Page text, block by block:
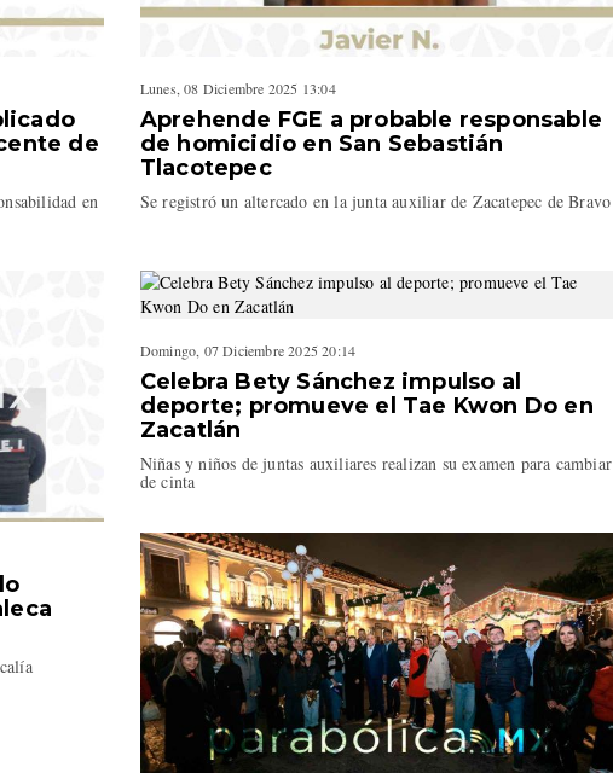
de
en
Lunes, 08 Diciembre 2025 13:04
Aprehende FGE a probable responsable
de homicidio en San Sebastián
Tlacotepec
Se registró un altercado en la junta auxiliar de Zacatepec de Bravo
Domingo, 07 Diciembre 2025 20:14
Celebra Bety Sánchez impulso al
deporte; promueve el Tae Kwon Do en
Zacatlán
Niñas y niños de juntas auxiliares realizan su examen para cambiar
de cinta